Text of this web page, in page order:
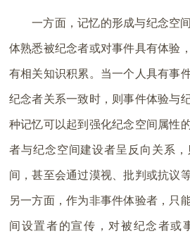
一方面，记忆的形成与纪念空
体熟悉被纪念者或对事件具有体验
有相关知识积累。当一个人具有事
纪念者关系一致时，则事件体验与
种记忆可以起到强化纪念空间属性
者与纪念空间建设者呈反向关系
间，甚至会通过漠视、批判或抗议
另一方面，作为非事件体验者，只
间设置者的宣传，对被纪念者或